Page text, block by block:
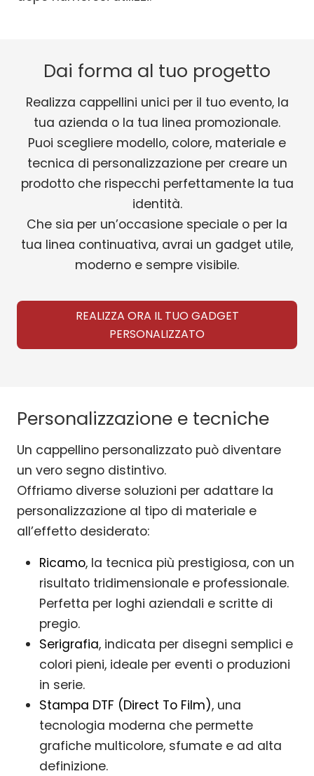
Dai forma al tuo progetto
Realizza cappellini unici per il tuo evento, la
tua azienda o la tua linea promozionale.
Puoi scegliere modello, colore, materiale e
tecnica di personalizzazione per creare un
prodotto che rispecchi perfettamente la tua
identità.
Che sia per un’occasione speciale o per la
tua linea continuativa, avrai un gadget utile,
moderno e sempre visibile.
REALIZZA ORA IL TUO GADGET
PERSONALIZZATO
Personalizzazione e tecniche
Un cappellino personalizzato può diventare
un vero segno distintivo.
Offriamo diverse soluzioni per adattare la
personalizzazione al tipo di materiale e
all’effetto desiderato:
Ricamo, la tecnica più prestigiosa, con un
risultato tridimensionale e professionale.
Perfetta per loghi aziendali e scritte di
pregio.
Serigrafia, indicata per disegni semplici e
colori pieni, ideale per eventi o produzioni
in serie.
Stampa DTF (Direct To Film), una
tecnologia moderna che permette
grafiche multicolore, sfumate e ad alta
definizione.